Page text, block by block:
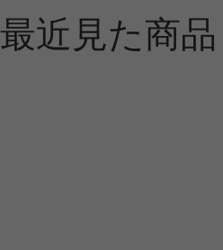
最近見た商品